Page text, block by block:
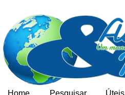
Home Pesquisar Úteis